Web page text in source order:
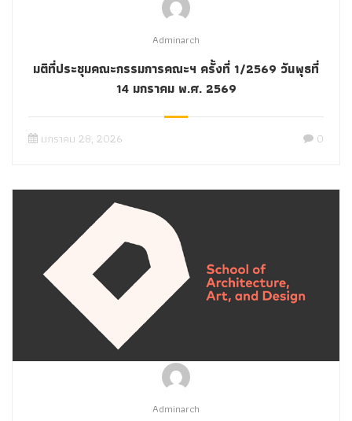
Adminarch
มติที่ประชุมคณะกรรมการคณะฯ ครั้งที่ 1/2569 วันพุธที่
14 มกราคม พ.ศ. 2569
มกราคม 28, 2026 0
Adminarch